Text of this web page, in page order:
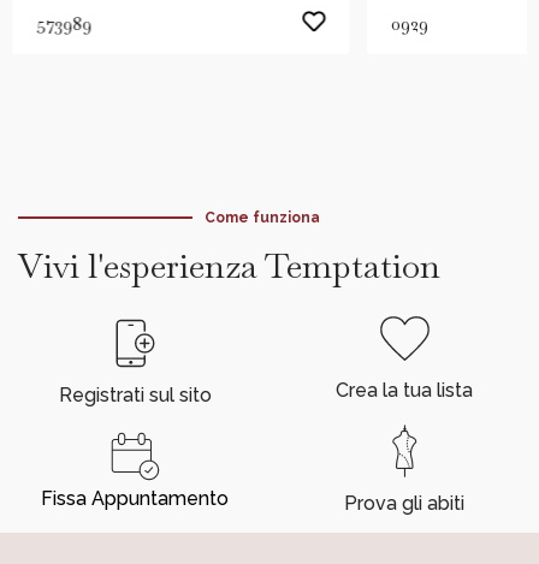
573989 0929
Come funziona
Vivi l'esperienza Temptation
Registrati sul sito
Fissa Appuntamento
Crea la tua lista
Prova gli abiti